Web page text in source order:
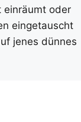
einräumt oder
eingetauscht
jenes dünnes